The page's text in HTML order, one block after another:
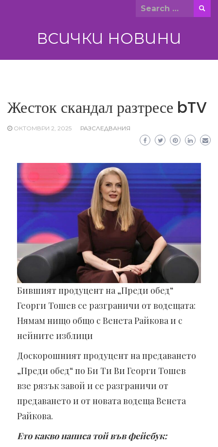
Search
ВСИЧКИ НОВИНИ
Жесток скандал разтресе bTV
ОКТОМВРИ 2, 2025 РАЗСЛЕДВАНИЯ
Бившият продуцент на „Преди обед“
Георги Тошев се разграничи от водещата:
Нямам нищо общо с Венета Райкова и с
нейните изблици
Доскорошният продуцент на предаването
„Преди обед“ по Би Ти Ви Георги Тошев
взе рязък завой и се разграничи от
предаването и от новата водеща Венета
Райкова.
Ето какво написа той във фейсбук: